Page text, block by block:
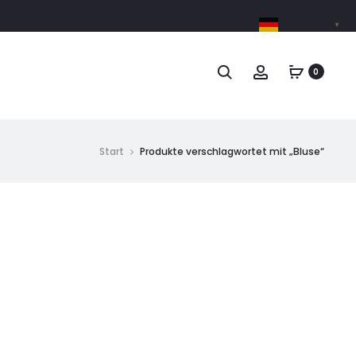
0
Start Produkte verschlagwortet mit „Bluse“
▼